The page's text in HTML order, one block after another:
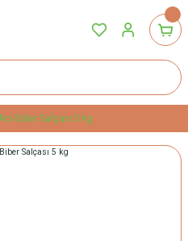
Biber Salçası 5 kg